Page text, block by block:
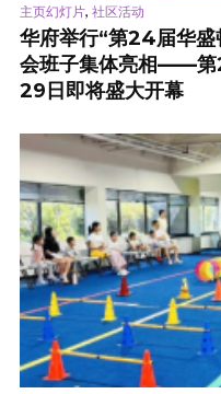
主页幻灯片, 社区活动
华府举行“第24届华盛
会班子集体亮相——第
29日即将盛大开幕